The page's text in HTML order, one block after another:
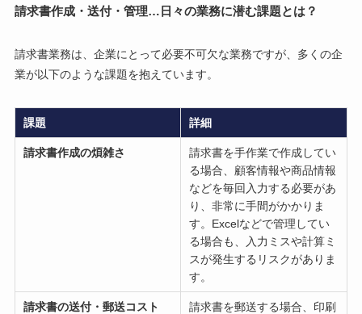
請求書作成・送付・管理…日々の業務に潜む課題とは？
請求書業務は、企業にとって必要不可欠な業務ですが、多くの企
業が以下のような課題を抱えています。
課題 詳細
請求書作成の煩雑さ
請求書を手作業で作成してい
る場合、顧客情報や商品情報
などを毎回入力する必要があ
り、非常に手間がかかりま
す。Excelなどで管理してい
る場合も、入力ミスや計算ミ
スが発生するリスクがありま
す。
請求書の送付・郵送コスト
請求書を郵送する場合、印刷